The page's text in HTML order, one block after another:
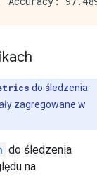
do śledzenia
zagregowane w
do śledzenia
na